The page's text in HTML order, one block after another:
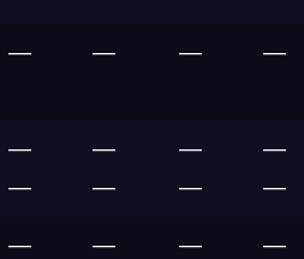
— — — —
— — —
—
— — — —
— — — —